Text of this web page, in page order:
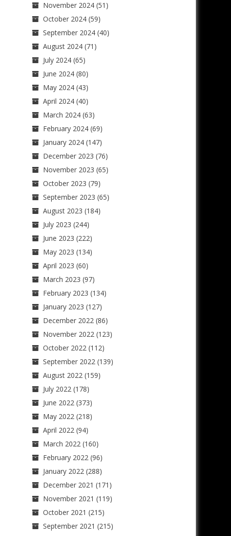
November 2024(51)
October 2024(59)
September 2024(40)
August 2024(71)
July 2024(65)
June 2024(80)
May 2024(43)
April 2024(40)
March 2024(63)
February 2024(69)
January 2024(147)
December 2023 (76)
November 2023 (65)
October 2023 (79)
September 2023 (65)
August 2023 (184)
July 2023 (244)
June 2023 (222)
May 2023 (134)
April 2023 (60)
March 2023 (97)
February 2023 (134)
January 2023 (127)
December 2022(86)
November 2022(123)
October 2022(112)
September 2022(139)
August 2022(159)
July 2022(178)
June 2022(373)
May 2022(218)
April 2022(94)
March 2022(160)
February 2022(96)
January 2022(288)
December 2021 (171)
November 2021 (119)
October 2021 (215)
September 2021 (215)